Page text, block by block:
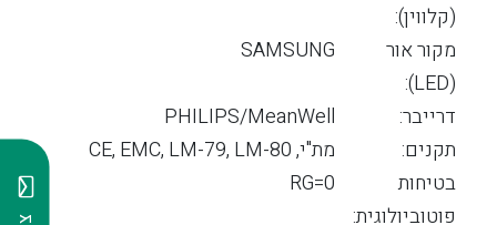
(קלווין):
מקור אור
(LED):
SAMSUNG
דרייבר:
PHILIPS/MeanWell
תקנים:
מת"י, CE, EMC, LM-79, LM-80
בטיחות
פוטוביולוגית:
RG=0